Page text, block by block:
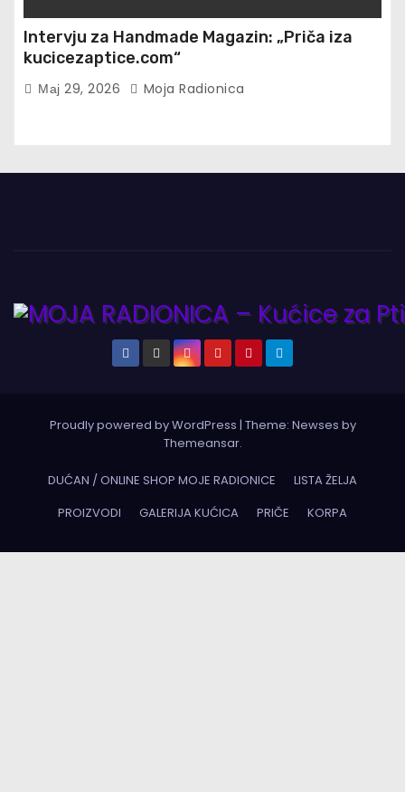
Intervju za Handmade Magazin: „Priča iza
kucicezaptice.com“
Мај 29, 2026 Moja Radionica
Proudly powered by WordPress | Theme: Newses by
Themeansar.
DUĆAN / ONLINE SHOP MOJE RADIONICE
LISTA ŽELJA
PROIZVODI
GALERIJA KUĆICA PRIČE KORPA